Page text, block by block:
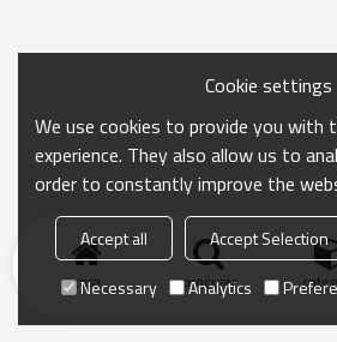
casa procurar
Cookie settings
We use cookies to provide you with
experience. They also allow us to
order to constantly improve the
Accept all Accept Selection
Necessary
Analytics